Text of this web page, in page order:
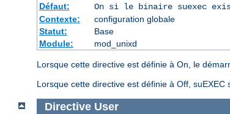
Défaut:
On si le binaire suexec
Contexte:
configuration globale
Statut:
Base
Module:
mod_unixd
Lorsque cette directive est définie à On, le
Lorsque cette directive est définie à Off,
Directive User